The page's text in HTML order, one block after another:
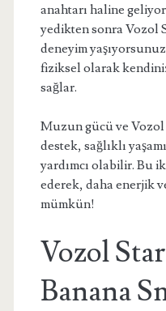
anahtarı haline
yedikten sonra Vozol
deneyim
fiziksel olarak
sağlar.
Muzun gücü ve Vozol
destek, sağlıklı
yardımcı olabilir. Bu
ederek, daha enerjik
mümkün!
Vozol
Banana